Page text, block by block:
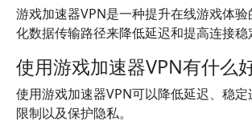
游戏加速器VPN是一种提升在线游戏体
化数据传输路径来降低延迟和提高连接稳
使用游戏加速器VPN有什么
使用游戏加速器VPN可以降低延迟、稳
限制以及保护隐私。